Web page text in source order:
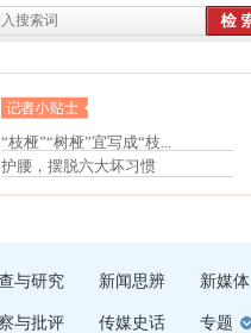
眼白变红或是结膜下出血
“枝桠”“树桠”宜写成“枝...
夏天缓解疲劳有三招
护腰，摆脱六大坏习惯
受伤了冰敷还是热敷
与研究 新闻思辨 新媒体
与批评 传媒史话 专题